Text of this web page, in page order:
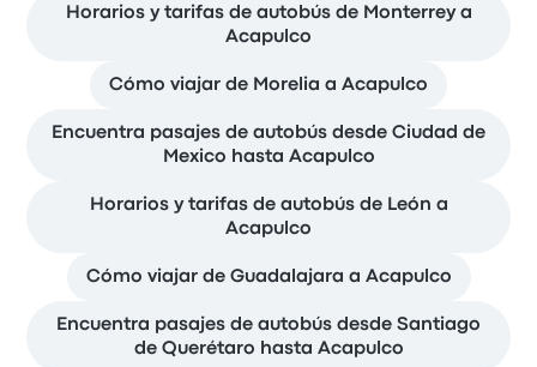
Horarios y tarifas de autobús de Monterrey a
Acapulco
Cómo viajar de Morelia a Acapulco
Encuentra pasajes de autobús desde Ciudad de
Mexico hasta Acapulco
Horarios y tarifas de autobús de León a
Acapulco
Cómo viajar de Guadalajara a Acapulco
Encuentra pasajes de autobús desde Santiago
de Querétaro hasta Acapulco